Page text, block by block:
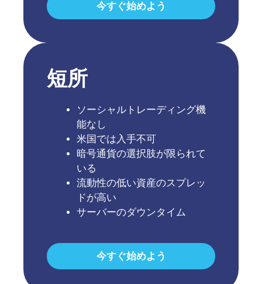
今すぐ始めよう
短所
ソーシャルトレーディング機
能なし
米国では入手不可
暗号通貨の選択肢が限られて
いる
流動性の低い資産のスプレッ
ドが高い
サーバーのダウンタイム
今すぐ始めよう